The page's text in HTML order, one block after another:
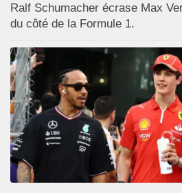
Ralf Schumacher écrase Max
du côté de la Formule 1.